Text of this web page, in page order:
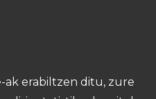
erabiltzen ditu, zure